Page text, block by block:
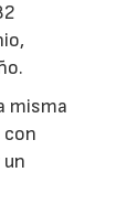
misma